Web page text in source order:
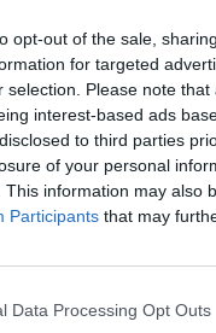
opt-out of the sale,
for targeted
selection. Please note
interest-based ads
to third parties
of your personal
This information may also
Participants that may
Data Processing Opt Outs
più buia
parla troppo poco
Uniti d'Europa